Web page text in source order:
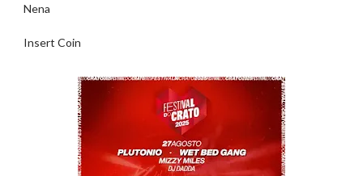
Nena
Insert Coin